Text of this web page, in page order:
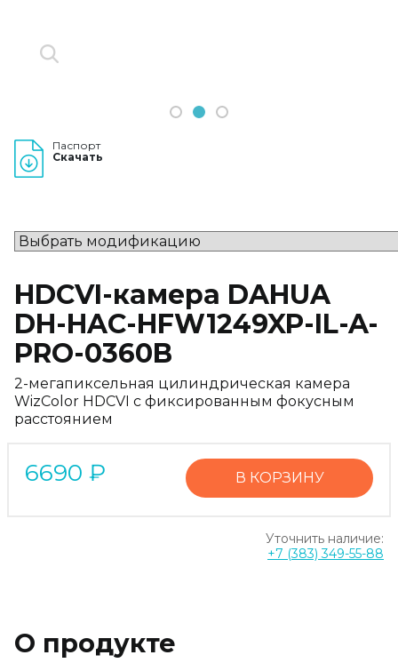
1 2 3
Паспорт
Скачать
HDCVI-камера DAHUA
DH-HAC-HFW1249XP-IL-A-
PRO-0360B
2-мегапиксельная цилиндрическая камера
WizColor HDCVI с фиксированным фокусным
расстоянием
6690 ₽ В КОРЗИНУ
Уточнить наличие:
+7 (383) 349-55-88
О продукте